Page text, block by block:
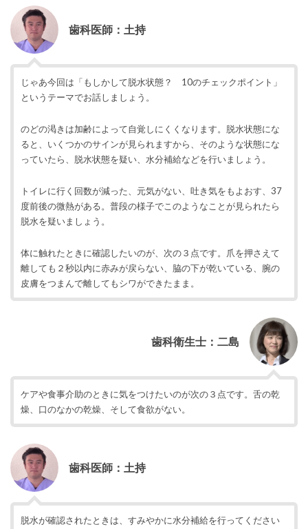
歯科医師：土持
じゃあ今回は「もしかして脱水状態？ 10のチェックポイント」
というテーマでお話しましょう。
のどの渇きは加齢によって自覚しにくくなります。脱水状態にな
ると、いくつかのサインが見られますから、そのような状態にな
っていたら、脱水状態を疑い、水分補給などを行いましょう。
トイレに行く回数が減った、元気がない、吐き気をもよおす、37
度前後の微熱がある。普段の様子でこのようなことが見られたら
脱水を疑いましょう。
体に触れたときに確認したいのが、次の３点です。爪を押さえて
離しても２秒以内に赤みが戻らない、脇の下が乾いている、腕の
皮膚をつまんで離してもシワができたまま。
歯科衛生士：二島
ケアや食事介助のときに気をつけたいのが次の３点です。舌の乾
燥、口のなかの乾燥、そして食欲がない。
歯科医師：土持
脱水が確認されたときは、すみやかに水分補給を行ってください